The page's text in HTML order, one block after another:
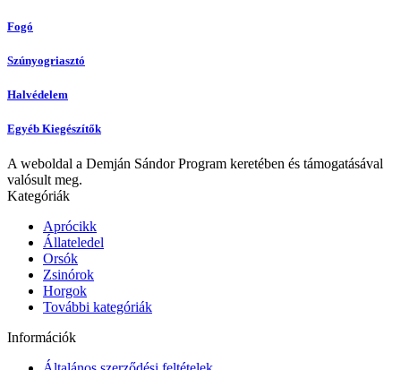
Fogó
Szúnyogriasztó
Halvédelem
Egyéb Kiegészítők
A weboldal a Demján Sándor Program keretében és támogatásával
valósult meg.
Kategóriák
Aprócikk
Állateledel
Orsók
Zsinórok
Horgok
További kategóriák
Információk